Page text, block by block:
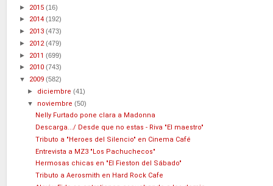
► 2015 (16)
► 2014 (192)
► 2013 (473)
► 2012(479)
► 2011 (699)
► 2010 (743)
▼ 2009 (582)
► diciembre(41)
▼ noviembre(50)
Nelly Furtado pone clara a Madonna
Descarga.../ Desde que no estas - Riva "El maestro"
Tributo a "Heroes del Silencio" en Cinema Café
Entrevista a MZ3 "Los Pachuchecos"
Hermosas chicas en "El Fieston del Sábado"
Tributo a Aerosmith en Hard Rock Cafe